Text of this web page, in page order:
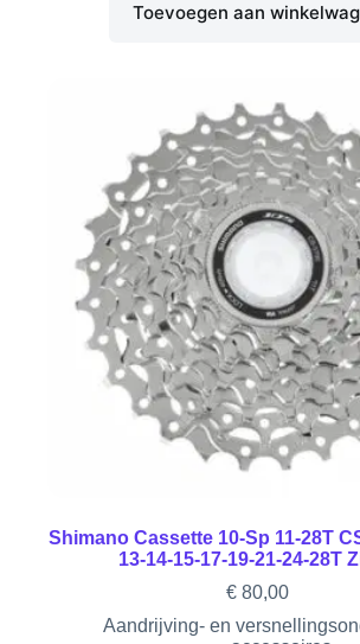
Toevoegen aan
Shimano Cassette 10-Sp 11-28T
13-14-15-17-19-21-24-28T
€80,00
Aandrijving- en